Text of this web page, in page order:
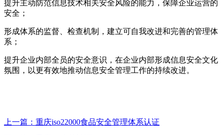
提升主动防范信息技术相关安全风险的能力，保障企业运营的
安全；
形成体系的监督、检查机制，建立可自我改进和完善的管理体
系；
提升企业内部全员的安全意识，在企业内部形成信息安全文化
氛围，以更有效地推动信息安全管理工作的持续改进。
上一篇：重庆iso22000食品安全管理体系认证